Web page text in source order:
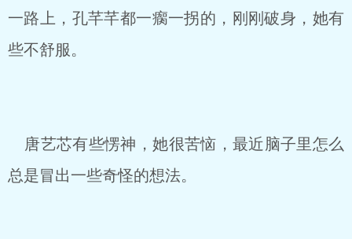
一路上，孔芊芊都一瘸一拐的，刚刚破身，她有
些不舒服。
唐艺芯有些愣神，她很苦恼，最近脑子里怎么
总是冒出一些奇怪的想法。